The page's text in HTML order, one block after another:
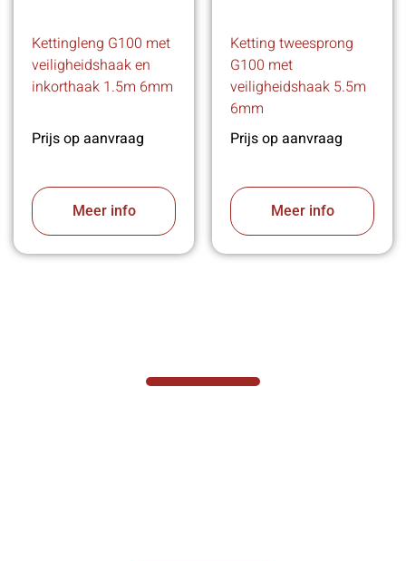
Kettingleng G100 met
veiligheidshaak en
inkorthaak 1.5m 6mm
Prijs op aanvraag
Meer info
Ketting tweesprong
G100 met
veiligheidshaak 5.5m
6mm
Prijs op aanvraag
Meer info